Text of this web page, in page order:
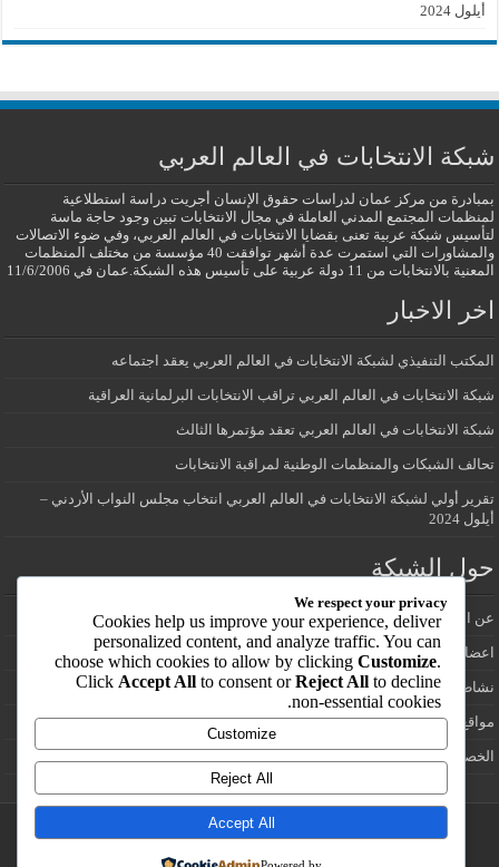
أيلول 2024
شبكة الانتخابات في العالم العربي
بمبادرة من مركز عمان لدراسات حقوق الإنسان أجريت دراسة استطلاعية
لمنظمات المجتمع المدني العاملة في مجال الانتخابات تبين وجود حاجة ماسة
لتأسيس شبكة عربية تعنى بقضايا الانتخابات في العالم العربي، وفي ضوء الاتصالات
والمشاورات التي استمرت عدة أشهر توافقت 40 مؤسسة من مختلف المنظمات
المعنية بالانتخابات من 11 دولة عربية على تأسيس هذه الشبكة.عمان في 11/6/2006
اخر الاخبار
المكتب التنفيذي لشبكة الانتخابات في العالم العربي يعقد اجتماعه
شبكة الانتخابات في العالم العربي تراقب الانتخابات البرلمانية العراقية
شبكة الانتخابات في العالم العربي تعقد مؤتمرها الثالث
تحالف الشبكات والمنظمات الوطنية لمراقبة الانتخابات
تقرير أولي لشبكة الانتخابات في العالم العربي انتخاب مجلس النواب الأردني –
أيلول 2024
حول الشبكة
عن الشبكة
اعضاء شبكة الانتخابات في العالم العربي
نشاطات الشبكة
مواقع انتخابية
الخصوصية
تصميم وتطوير /:يوسف ابزاخ
We respect your privacy
Cookies help us improve your experience, deliver
personalized content, and analyze traffic. You can
choose which cookies to allow by clickingCustomize.
Click Accept All to consent orReject All to decline
non-essential cookies.
Customize
Reject All
Accept All
Powered by